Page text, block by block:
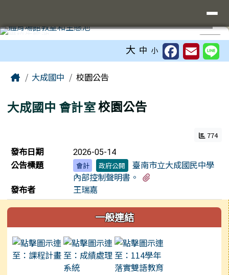
⏸
大 中 小
Home大成國中 校園公告
大成國中 會計室校園公告
774
新聞列表
發布日期 2026-05-14
公告標題 會計 政府公開
臺南市立大成國民中學
內部控制聲明書。
發布者
王瑞嘉
左邊區域內容 一般連結